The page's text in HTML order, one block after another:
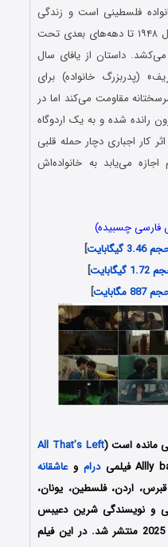
فلسطینی است و زندگی
آن‌ها را از روزهای تلخ نکبت در سال ۱۹۴۸ تا دهه‌های بعدی تحت
داستان از یافای سال
(پدربزرگ خانواده) برای
مقاومت می‌کند اما در
رانده شده و به یک اردوگاه
کار اجباری دچار حمله قلبی
می‌یابد به خانواده‌اش
فارسی چسبیده)
]
]
]
مانده است (All That’s Left
درام وعاشقانه
اردن، فلسطین، یونان،
و نویسندگی شرین دعیبس
(Cherien Dabis) است که در سال 2025 منتشر شد. در این فیلم